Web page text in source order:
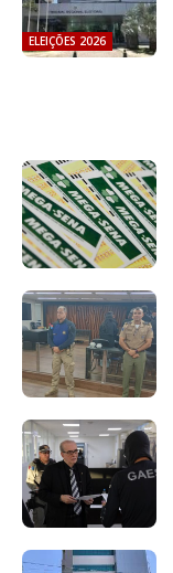
ELEIÇÕES 2026